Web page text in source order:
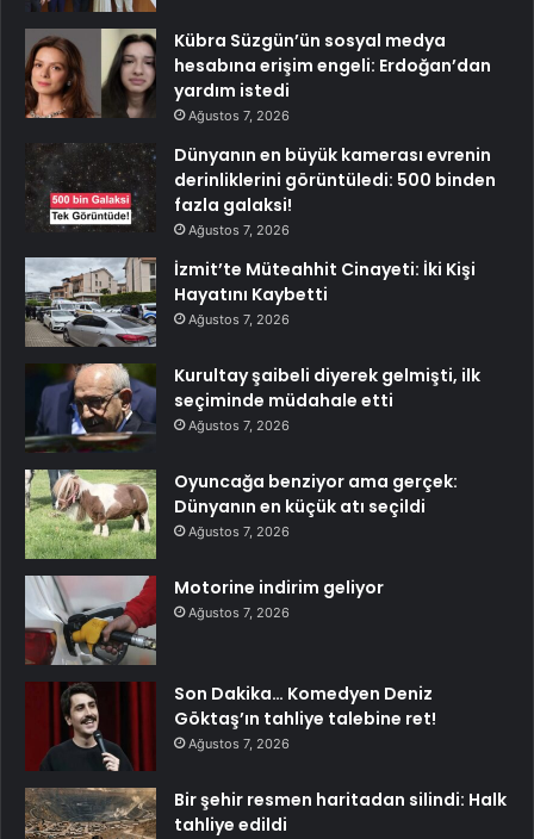
Kübra Süzgün’ün sosyal medya
hesabına erişim engeli: Erdoğan’dan
yardım istedi
Ağustos 7, 2026
Dünyanın en büyük kamerası evrenin
derinliklerini görüntüledi: 500 binden
fazla galaksi!
Ağustos 7, 2026
İzmit’te Müteahhit Cinayeti: İki Kişi
Hayatını Kaybetti
Ağustos 7, 2026
Kurultay şaibeli diyerek gelmişti, ilk
seçiminde müdahale etti
Ağustos 7, 2026
Oyuncağa benziyor ama gerçek:
Dünyanın en küçük atı seçildi
Ağustos 7, 2026
Motorine indirim geliyor
Ağustos 7, 2026
Son Dakika… Komedyen Deniz
Göktaş’ın tahliye talebine ret!
Ağustos 7, 2026
Bir şehir resmen haritadan silindi: Halk
tahliye edildi